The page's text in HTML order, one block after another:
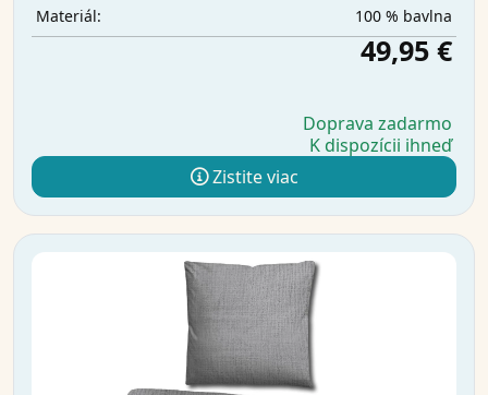
Materiál:
100 % bavlna
49,95 €
Doprava zadarmo
K dispozícii ihneď
Zistite viac